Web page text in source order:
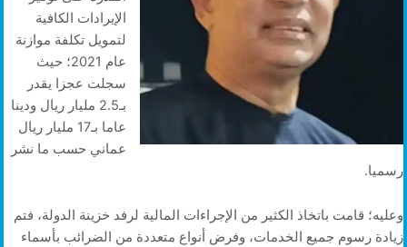
الإيرادات الكافية
لتمويل تكلفة موازنة
عام 2021؛ حيث
سجلت عجزا يقدر
بـ2.5 مليار ريال ودينا
عاما بـ17 مليار ريال
عماني حسب ما نشر
رسميا.
وعليه؛ قامت باتخاذ الكثير من الإجراءات المالية لرفد خزينة الدولة، فتم
زيادة رسوم جميع الخدمات، وفرض أنواع متعددة من الضرائب بأسماء